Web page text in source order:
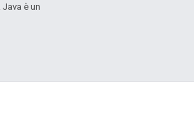
. Java è un